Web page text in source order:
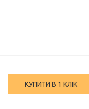
КУПИТИ В 1 КЛІК